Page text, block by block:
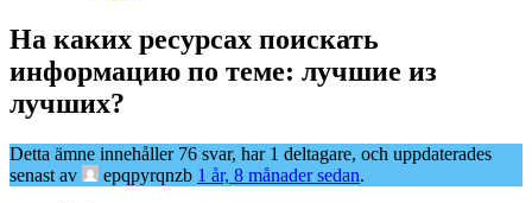
На каких ресурсах поискать
информацию по теме: лучшие из
лучших?
Detta ämne innehåller 76 svar, har 1 deltagare, och uppdaterades
senast av
epqpyrqnzb 1 år, 8 månader sedan.